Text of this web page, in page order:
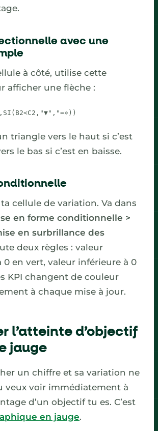
avec une
à côté, utilise cette
afficher une flèche :
triangle vers le haut si c’est
le bas si c’est en baisse.
cellule de variation. Va dans
en forme conditionnelle >
en surbrillance des
deux règles : valeur
0 en vert, valeur inférieure à 0
KPI changent de couleur
à chaque mise à jour.
l’atteinte d’objectif
jauge
un chiffre et sa variation ne
veux voir immédiatement à
d’un objectif tu es. C’est
en jauge.